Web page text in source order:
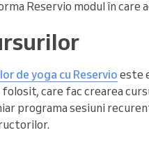
Reservio modul în care
de yoga cu Reservioeste
care fac crearea
programa sesiuni